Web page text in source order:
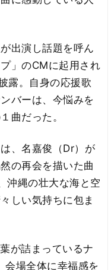
出演し話題を呼ん
」のCMに起用され
露。自身の応援歌
バーは、今悩みを
曲だった。
、名嘉俊（Dr）が
の再会を描いた曲
沖縄の壮大な海と空
しい気持ちに包ま
が詰まっているナ
会場全体に幸福感を